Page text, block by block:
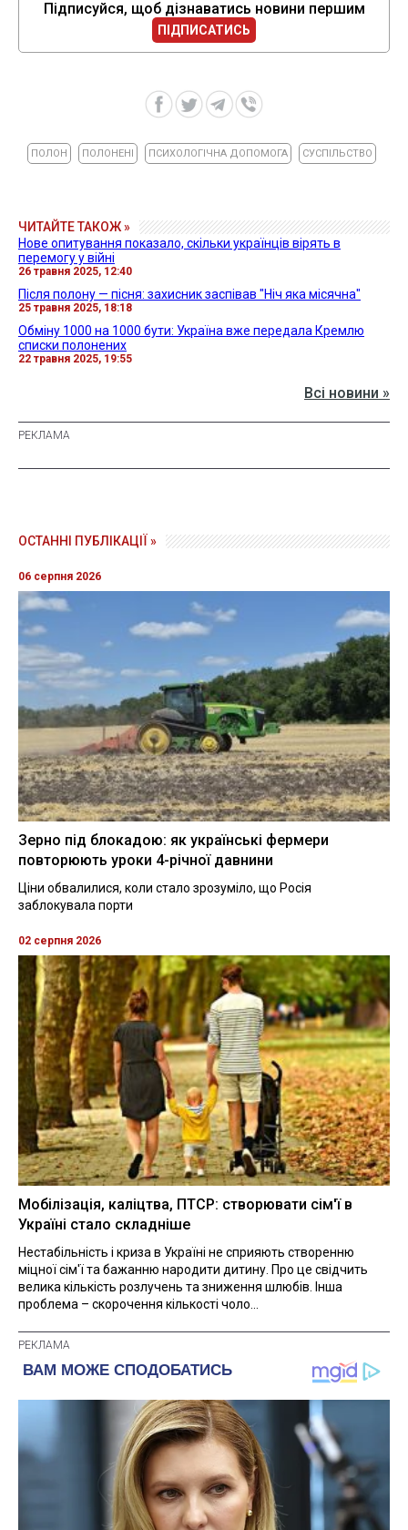
Підписуйся, щоб дізнаватись новини першим
ПІДПИСАТИСЬ
ПОЛОН ПОЛОНЕНІ ПСИХОЛОГІЧНА ДОПОМОГА СУСПІЛЬСТВО
ЧИТАЙТЕ ТАКОЖ »
Нове опитування показало, скільки українців вірять в
перемогу у війні
26 травня 2025, 12:40
Після полону — пісня: захисник заспівав "Ніч яка місячна"
25 травня 2025, 18:18
Обміну 1000 на 1000 бути: Україна вже передала Кремлю
списки полонених
22 травня 2025, 19:55
Всі новини »
ОСТАННІ ПУБЛІКАЦІЇ »
06 серпня 2026
Зерно під блокадою: як українські фермери
повторюють уроки 4-річної давнини
Ціни обвалилися, коли стало зрозуміло, що Росія
заблокувала порти
02 серпня 2026
Мобілізація, каліцтва, ПТСР: створювати сім'ї в
Україні стало складніше
Нестабільність і криза в Україні не сприяють створенню
міцної сім'ї та бажанню народити дитину. Про це свідчить
велика кількість розлучень та зниження шлюбів. Інша
проблема – скорочення кількості чоло...